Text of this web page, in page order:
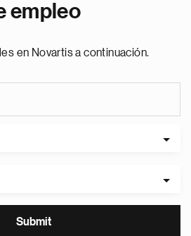
empleo
en Novartis a continuación.